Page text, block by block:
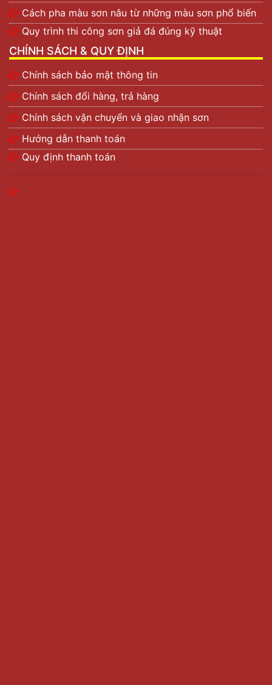
Cách pha màu sơn nâu từ những màu sơn phổ biến
Quy trình thi công sơn giả đá đúng kỹ thuật
CHÍNH SÁCH & QUY ĐỊNH
Chính sách bảo mật thông tin
Chính sách đổi hàng, trả hàng
Chính sách vận chuyển và giao nhận sơn
Hướng dẫn thanh toán
Quy định thanh toán